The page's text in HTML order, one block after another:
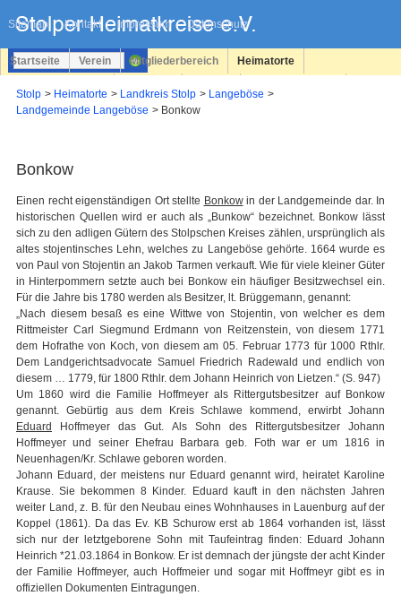
Sitemap Kontakt Impressum Datenschutz
überspringen
Startseite Verein Mitgliederbereich Heimatorte
Login
Stolp Heimatorte Landkreis Stolp
Langeböse
Landgemeinde Langeböse
Bonkow
Bonkow
Einen recht eigenständigen Ort stellte Bonkowin der Landgemeinde dar. In
historischen Quellen wird er auch als „Bunkow“ bezeichnet. Bonkow lässt
sich zu den adligen Gütern des Stolpschen Kreises zählen, ursprünglich als
altes stojentinsches Lehn, welches zu Langeböse gehörte. 1664 wurde es
von Paul von Stojentin an Jakob Tarmen verkauft. Wie für viele kleiner Güter
in Hinterpommern setzte auch bei Bonkow ein häufiger Besitzwechsel ein.
Für die Jahre bis 1780 werden als Besitzer, lt. Brüggemann, genannt:
„Nach diesem besaß es eine Wittwe von Stojentin, von welcher es dem
Rittmeister Carl Siegmund Erdmann von Reitzenstein, von diesem 1771
dem Hofrathe von Koch, von diesem am 05. Februar 1773 für 1000 Rthlr.
Dem Landgerichtsadvocate Samuel Friedrich Radewald und endlich von
diesem … 1779, für 1800 Rthlr. dem Johann Heinrich von Lietzen.“ (S. 947)
Um 1860 wird die Familie Hoffmeyer als Rittergutsbesitzer auf Bonkow
genannt. Gebürtig aus dem Kreis Schlawe kommend, erwirbt Johann
Eduard Hoffmeyer das Gut. Als Sohn des Rittergutsbesitzer Johann
Hoffmeyer und seiner Ehefrau Barbara geb. Foth war er um 1816 in
Neuenhagen/Kr. Schlawe geboren worden.
Johann Eduard, der meistens nur Eduard genannt wird, heiratet Karoline
Krause. Sie bekommen 8 Kinder. Eduard kauft in den nächsten Jahren
weiter Land, z. B. für den Neubau eines Wohnhauses in Lauenburg auf der
Koppel (1861). Da das Ev. KB Schurow erst ab 1864 vorhanden ist, lässt
sich nur der letztgeborene Sohn mit Taufeintrag finden: Eduard Johann
Heinrich *21.03.1864 in Bonkow. Er ist demnach der jüngste der acht Kinder
der Familie Hoffmeyer, auch Hoffmeier und sogar mit Hoffmeyr gibt es in
offiziellen Dokumenten Eintragungen.